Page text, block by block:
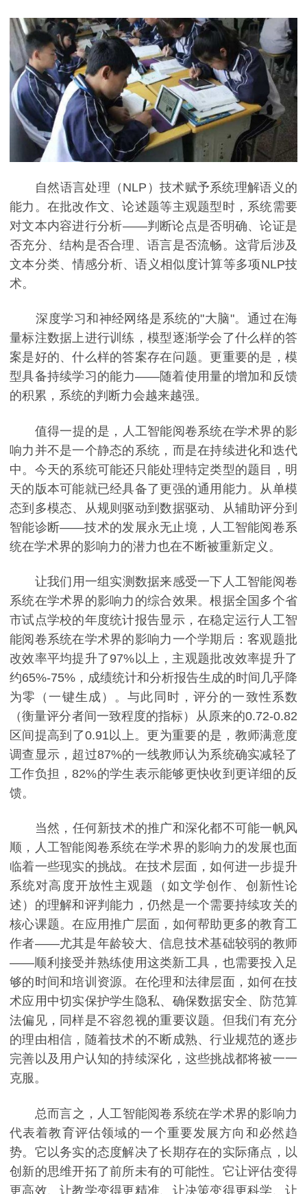
自然语言处理（NLP）技术赋予系统理解语义的
能力。在批改作文、论述题等主观题型时，系统需要
对文本内容进行分析——判断论点是否明确、论证是
否充分、结构是否合理、语言是否流畅。这背后涉及
文本分类、情感分析、语义相似度计算等多项NLP技
术。
深度学习和神经网络是系统的"大脑"。通过在海
量标注数据上进行训练，模型逐渐学会了什么样的答
案是好的、什么样的答案存在问题。更重要的是，模
型具备持续学习的能力——随着使用量的增加和反馈
的积累，系统的判断力会越来越强。
值得一提的是，人工智能阅卷系统在学术界的影
响力并不是一个静态的系统，而是在持续进化和迭代
中。今天的系统可能还只能处理特定类型的题目，明
天的版本可能就已经具备了更强的通用能力。从单模
态到多模态、从规则驱动到数据驱动、从辅助评分到
智能诊断——技术的发展永无止境，人工智能阅卷系
统在学术界的影响力的潜力也在不断被重新定义。
让我们用一组实测数据来感受一下人工智能阅卷
系统在学术界的影响力的综合效果。根据全国多个省
市试点学校的年度统计报告显示，在稳定运行人工智
能阅卷系统在学术界的影响力一个学期后：客观题批
改效率平均提升了97%以上，主观题批改效率提升了
约65%-75%，成绩统计和分析报告生成的时间几乎降
为零（一键生成）。与此同时，评分的一致性系数
（衡量评分者间一致程度的指标）从原来的0.72-0.82
区间提高到了0.91以上。更为重要的是，教师满意度
调查显示，超过87%的一线教师认为系统确实减轻了
工作负担，82%的学生表示能够更快收到更详细的反
馈。
当然，任何新技术的推广和深化都不可能一帆风
顺，人工智能阅卷系统在学术界的影响力的发展也面
临着一些现实的挑战。在技术层面，如何进一步提升
系统对高度开放性主观题（如文学创作、创新性论
述）的理解和评判能力，仍然是一个需要持续攻关的
核心课题。在应用推广层面，如何帮助更多的教育工
作者——尤其是年龄较大、信息技术基础较弱的教师
——顺利接受并熟练使用这类新工具，也需要投入足
够的时间和培训资源。在伦理和法律层面，如何在技
术应用中切实保护学生隐私、确保数据安全、防范算
法偏见，同样是不容忽视的重要议题。但我们有充分
的理由相信，随着技术的不断成熟、行业规范的逐步
完善以及用户认知的持续深化，这些挑战都将被一一
克服。
总而言之，人工智能阅卷系统在学术界的影响力
代表着教育评估领域的一个重要发展方向和必然趋
势。它以务实的态度解决了长期存在的实际痛点，以
创新的思维开拓了前所未有的可能性。它让评估变得
更高效、让教学变得更精准、让决策变得更科学、让